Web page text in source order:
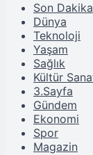
Son Dakika
Dünya
Teknoloji
Yaşam
Sağlık
Kültür
3.Sayfa
Gündem
Ekonomi
Spor
Magazin